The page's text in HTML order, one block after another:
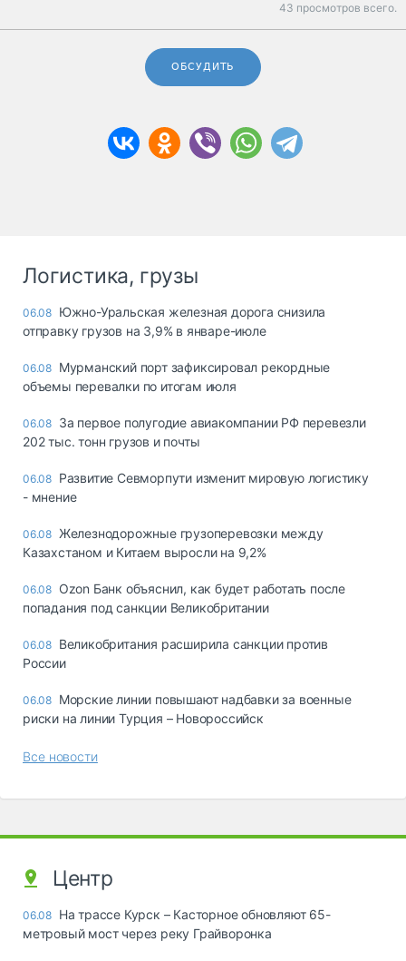
43 просмотров всего.
ОБСУДИТЬ
Логистика, грузы
06.08 Южно-Уральская железная дорога снизила
отправку грузов на 3,9% в январе-июле
06.08 Мурманский порт зафиксировал рекордные
объемы перевалки по итогам июля
06.08 За первое полугодие авиакомпании РФ перевезли
202 тыс. тонн грузов и почты
06.08 Развитие Севморпути изменит мировую логистику
- мнение
06.08 Железнодорожные грузоперевозки между
Казахстаном и Китаем выросли на 9,2%
06.08 Ozon Банк объяснил, как будет работать после
попадания под санкции Великобритании
06.08 Великобритания расширила санкции против
России
06.08 Морские линии повышают надбавки за военные
риски на линии Турция – Новороссийск
Все новости
Центр
06.08 На трассе Курск – Касторное обновляют 65-
метровый мост через реку Грайворонка